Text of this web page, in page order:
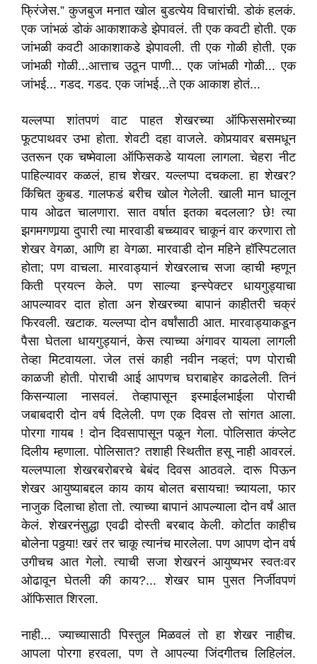
फ्रिंजेस.” कुजबुज मनात खोल बुडत्येय विचारांची. डोकं हलकं.
एक जांभळं डोकं आकाशाकडे झेपावलं. ती एक कवटी होती. एक
जांभळी कवटी आकाशाकडे झेपावली. ती एक गोळी होती. एक
जांभळी गोळी...आत्ताच उठून पाणी... एक जांभळी गोळी... एक
जांभई... गडद. गडद. एक जांभई...ते एक आकाश होतं...
यल्लप्पा शांतपणं वाट पाहत शेखरच्या ऑफिससमोरच्या
फूटपाथवर उभा होता. शेवटी दहा वाजले. कोपर्‍यावर बसमधून
उतरून एक चष्मेवाला ऑफिसकडे यायला लागला. चेहरा नीट
पाहिल्यावर कळलं, हाच शेखर. यल्लप्पा दचकला. हा शेखर?
किंचित कुबड. गालफडं बरीच खोल गेलेली. खाली मान घालून
पाय ओढत चालणारा. सात वर्षात इतका बदलला? छे! त्या
झगमगणार्‍या दुपारी त्या मारवाडी बच्च्यावर चाकूनं वार करणारा तो
शेखर वेगळा, आणि हा वेगळा. मारवाडी दोन महिने हॉस्पिटलात
होता; पण वाचला. मारवाड्यानं शेखरलाच सजा व्हाची म्हणून
किती प्रयत्न केले. पण साल्या इन्स्पेक्टर धायगुड्याचा
आपल्यावर दात होता अन शेखरच्या बापानं काहीतरी चक्रं
फिरवली. खटाक. यल्लप्पा दोन वर्षांसाठी आत. मारवाड्याकडून
पैसा घेतला धायगुड्यानं, केस त्याच्या अंगावर यायला लागली
तेव्हा मिटवायला. जेल तसं काही नवीन नव्हतं; पण पोराची
काळजी होती. पोराची आई आपणच घराबाहेर काढलेली. तिनं
किसन्याला नासवलं. तेव्हापासून इस्माईलभाईला पोराची
जबाबदारी दोन वर्ष दिलेली. पण एक दिवस तो सांगत आला.
पोरगा गायब ! दोन दिवसापासून पळून गेला. पोलिसात कंप्लेट
दिलीय म्हणाला. पोलिसात? तशाही स्थितीत हसू नाही आवरलं.
यल्लप्पाला शेखरबरोबरचे बेबंद दिवस आठवले. दारू पिऊन
शेखर आयुष्याबद्दल काय काय बोलत बसायचा! च्यायला, फार
नाजुक दिलाचा होता तो. त्याच्या बापानं आपल्याला दोन वर्षं आत
केलं. शेखरनंसुद्धा एवढी दोस्ती बरबाद केली. कोर्टात काहीच
बोलेना पठ्ठया! खरं तर चाकू त्यानंच मारलेला. पण आपण दोन वर्ष
उगीचच आत गेलो. त्याची सजा शेखरनं आयुष्यभर स्वतःवर
ओढावून घेतली की काय?... शेखर घाम पुसत निर्जीवपणं
ऑफिसात शिरला.
नाही... ज्याच्यासाठी पिस्तुल मिळवलं तो हा शेखर नाहीच.
आपला पोरगा हरवला, पण ते आपल्या जिंदगीतच लिहिलंल.